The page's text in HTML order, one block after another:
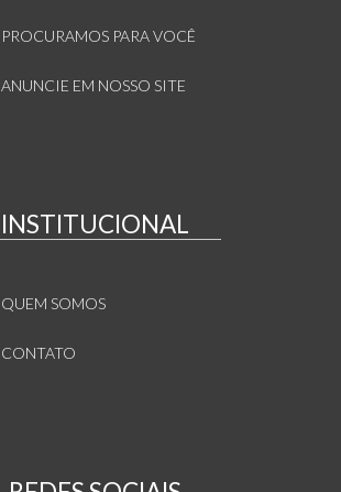
PROCURAMOS PARA VOCÊ
ANUNCIE EM NOSSO SITE
INSTITUCIONAL
QUEM SOMOS
CONTATO